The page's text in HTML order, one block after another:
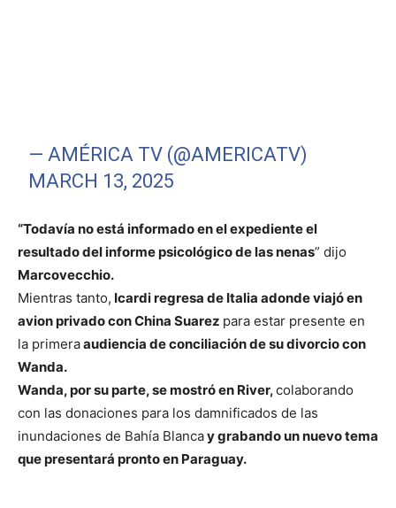
— AMÉRICA TV (@AMERICATV)
MARCH 13, 2025
“Todavía no está informado en el expediente el
resultado del informe psicológico de las nenas” dijo
Marcovecchio.
Mientras tanto, Icardi regresa de Italia adonde viajó en
avion privado con China Suarez para estar presente en
la primeraaudiencia de conciliación de su divorcio con
Wanda.
Wanda, por su parte, se mostró en River,colaborando
con las donaciones para los damnificados de las
inundaciones de Bahía Blancay grabando un nuevo tema
que presentará pronto en Paraguay.